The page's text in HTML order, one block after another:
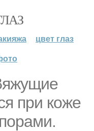
цвет глаз
при коже